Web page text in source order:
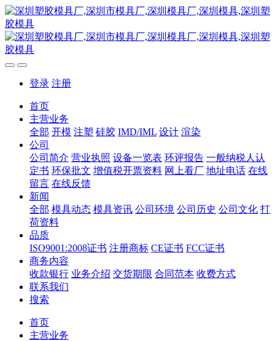
登录 注册
首页
主营业务
全部 开模 注塑 硅胶 IMD/IML 设计 渲染
公司
公司简介 营业执照 设备一览表 环评报告 一般纳税人认
定书 环保批文 增值税开票资料 网上看厂 地址电话 在线
留言 在线反馈
新闻
全部 模具动态 模具资讯 公司环境 公司历史 公司文化 打
荷资料
品质
ISO9001:2008证书 注册商标 CE证书 FCC证书
商务内容
收款银行 业务介绍 交货期限 合同范本 收费方式
联系我们
搜索
首页
主营业务